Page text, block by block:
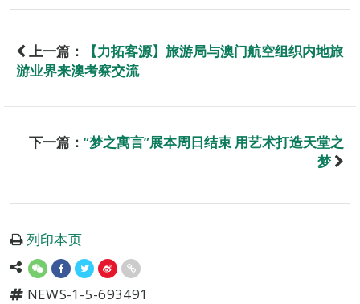
上一篇：
【力拓客源】旅游局与澳门航空组织内地旅
游业界来澳考察交流
下一篇： “梦之寓言”展本周日结束 用艺术打造天堂之
梦
列印本页
NEWS-1-5-693491